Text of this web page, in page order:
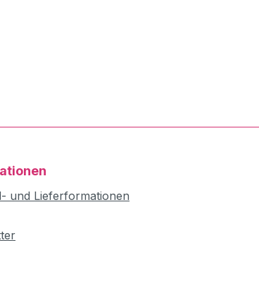
und Lieferformationen